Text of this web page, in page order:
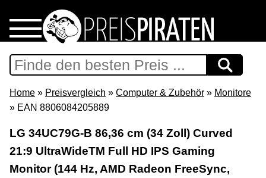
Home
Download
Support & Newsletter
Home » Preisvergleich » Computer & Zubehör » Monitore
» EAN 8806084205889
LG 34UC79G-B 86,36 cm (34 Zoll) Curved
21:9 UltraWideTM Full HD IPS Gaming
Monitor (144 Hz, AMD Radeon FreeSync,